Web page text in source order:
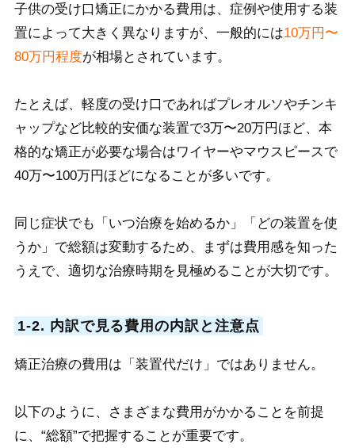
子供の受け口矯正にかかる費用は、症例や使用する装
置によって大きく異なりますが、一般的には10万円〜
80万円程度が相場とされています。
たとえば、軽度の受け口であればプレオルソやチンキ
ャップなど比較的安価な装置で3万〜20万円ほど、本
格的な矯正が必要な場合はワイヤーやマウスピースで
40万〜100万円ほどになることが多いです。
同じ症状でも「いつ治療を始めるか」「どの装置を使
うか」で総額は変動するため、まずは費用感を知った
うえで、適切な治療時期を見極めることが大切です。
1-2. 内訳で見る費用の内訳と注意点
矯正治療の費用は「装置代だけ」ではありません。
以下のように、さまざまな費用がかかることを前提
に、“総額”で把握することが重要です。